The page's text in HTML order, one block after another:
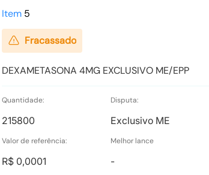
Tipo:Documento
Item 5
Fracassado
DEXAMETASONA 4MG EXCLUSIVO ME/EPP
Quantidade:
215800
Disputa:
Exclusivo ME
Valor de referência:
R$ 0,0001
Melhor lance
-